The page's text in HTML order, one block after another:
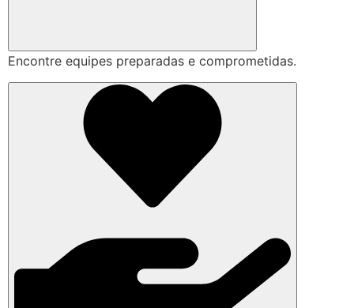
Encontre equipes preparadas e comprometidas.